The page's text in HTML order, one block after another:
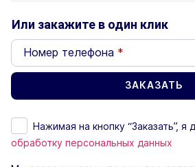
Или закажите в один клик
Номер телефона *
Нажимая на кнопку “Заказать”, я
обработку персональных данных